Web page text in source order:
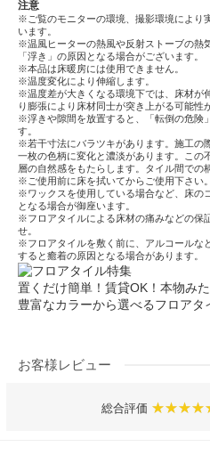
注意
※ご覧のモニターの環境、撮影環境により
います。
※温風ヒーターの熱風や反射ストーブの熱
「浮き」の原因となる場合がございます。
※本品は床暖房には使用できません。
※温度変化により伸縮します。
※温度差が大きくなる環境下では、床材が
り膨張により床材同士が突き上がる可能性
※浮きや隙間を放置すると、「転倒の危険
す。
※若干寸法にバラツキがあります。施工の
一枚の色柄に変化と濃淡があります。この
層の自然感をもたらします。タイル間での
※ご使用前に床を拭いてからご使用下さい。
※ワックスを使用している場合など、床の
となる場合が御座います。
※フロアタイルによる床材の痛みなどの保
せ。
※フロアタイルを敷く前に、アルコールな
すると癒着の原因となる場合があります。
置くだけ簡単！賃貸OK！本物み
豊富なカラーから選べるフロアタ
お客様レビュー
総合評価